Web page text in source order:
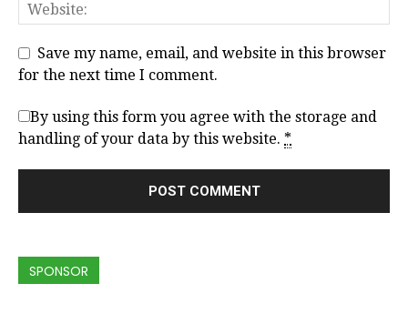
Save my name, email, and website in this browser
for the next time I comment.
By using this form you agree with the storage and
handling of your data by this website. *
SPONSOR